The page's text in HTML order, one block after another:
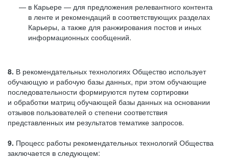
в Карьере — для предложения релевантного контента
в ленте и рекомендаций в соответствующих разделах
Карьеры, а также для ранжирования постов и иных
информационных сообщений.
8. В рекомендательных технологиях Общество использует
обучающую и рабочую базы данных, при этом обучающие
последовательности формируются путем сортировки
и обработки матриц обучающей базы данных на основании
отзывов пользователей о степени соответствия
представленных им результатов тематике запросов.
9. Процесс работы рекомендательных технологий Общества
заключается в следующем: